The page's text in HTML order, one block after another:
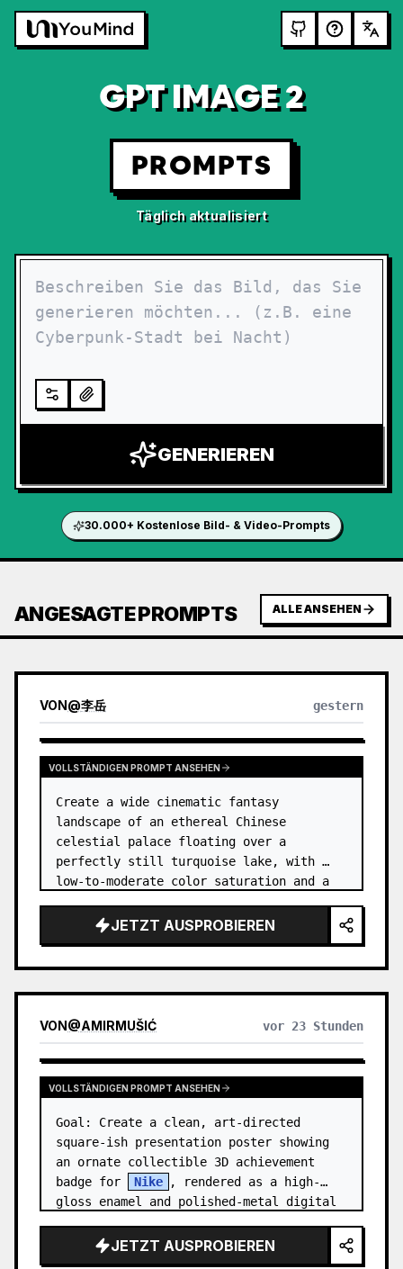
GPT IMAGE 2
PROMPTS
Täglich aktualisiert
GENERIEREN
30.000+ Kostenlose Bild- & Video-Prompts
ANGESAGTE PROMPTS ALLE ANSEHEN
VON@李岳 gestern
VOLLSTÄNDIGEN PROMPT ANSEHEN
Create a wide cinematic fantasy
landscape of an ethereal Chinese
celestial palace floating over a
perfectly still turquoise lake, with
low-to-moderate color saturation and a
composition on an enormous white jade
and pale a…
JETZT AUSPROBIEREN
VON@AMIRMUŠIĆ vor 23 Stunden
VOLLSTÄNDIGEN PROMPT ANSEHEN
Goal: Create a clean, art-directed
square-ish presentation poster showing
an ornate collectible 3D achievement
badge for
Nike
, rendered as a high-
gloss enamel and polished-metal digital
Canvas: Wide 16:9 white stu…
JETZT AUSPROBIEREN